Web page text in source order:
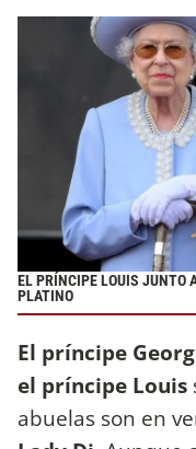
EL PRÍNCIPE LOUIS JUNTO
PLATINO
El príncipe
el príncipe Louis
abuelas son en